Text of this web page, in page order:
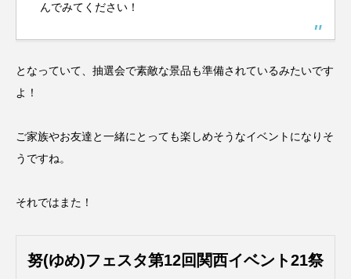
んでみてください！
となっていて、抽選会で素敵な景品も準備されているみたいです
よ！
ご家族やお友達と一緒にとっても楽しめそうなイベントになりそ
うですね。
それではまた！
努(ゆめ)フェスタ第12回関西イベント21祭